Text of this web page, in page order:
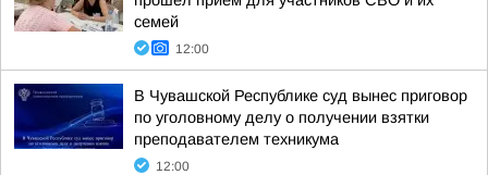
семей
12:00
В Чувашской Республике суд вынес приговор
по уголовному делу о получении взятки
преподавателем техникума
12:00